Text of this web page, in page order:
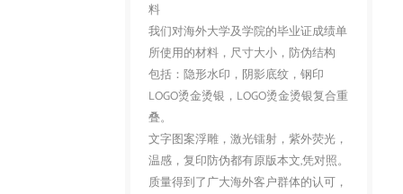
料
我们对海外大学及学院的毕业证成绩单
所使用的材料，尺寸大小，防伪结构
包括：隐形水印，阴影底纹，钢印
LOGO烫金烫银，LOGO烫金烫银复合重
叠。
文字图案浮雕，激光镭射，紫外荧光，
温感，复印防伪都有原版本文,凭对照。
质量得到了广大海外客户群体的认可，